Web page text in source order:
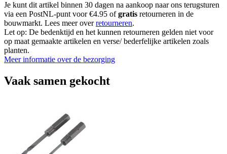
Je kunt dit artikel binnen 30 dagen na aankoop naar ons terugsturen
via een PostNL-punt voor €4.95 ofgratis retourneren in de
bouwmarkt. Lees meer overretourneren.
Let op: De bedenktijd en het kunnen retourneren gelden niet voor
op maat gemaakte artikelen en verse/ bederfelijke artikelen zoals
planten.
Meer informatie over de bezorging
Vaak samen gekocht